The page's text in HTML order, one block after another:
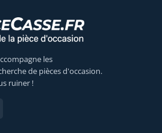
les
de pièces d'occasion.
ruiner !